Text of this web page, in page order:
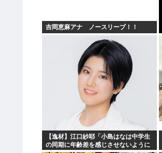
吉岡恵麻アナ ノースリーブ！！
【逸材】江口紗耶「小島はなは中学生
の同期に年齢差を感じさせないように